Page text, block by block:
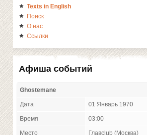
Texts in English
Поиск
О нас
Ссылки
Афиша событий
Ghostemane
Дата 01 Январь 1970
Время 03:00
Место Главclub (Москва)